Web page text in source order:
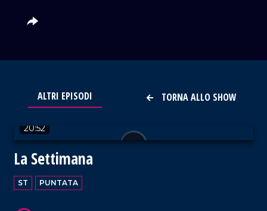
TORNA ALLO SHOW
ALTRI EPISODI
20:52
La Settimana
ST PUNTATA
VAI AL TITOLO
VAI AL TITOLO